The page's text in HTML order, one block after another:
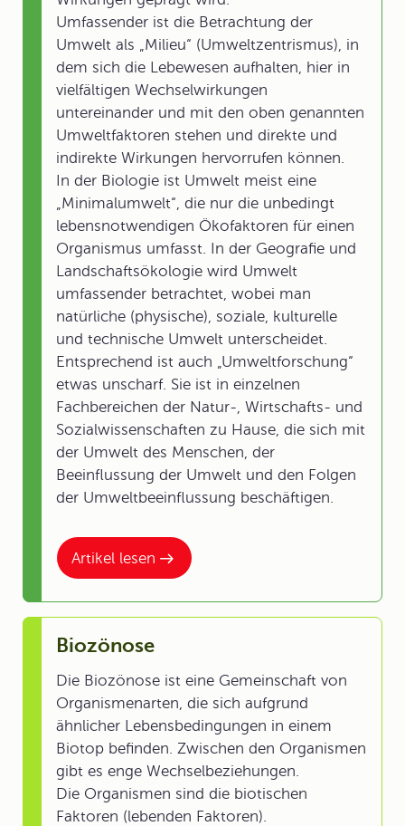
Artikel lesen
Umfassender ist die Betrachtung der
Umwelt als „Milieu“ (Umweltzentrismus), in
dem sich die Lebewesen aufhalten, hier in
vielfältigen Wechselwirkungen
untereinander und mit den oben genannten
Umweltfaktoren stehen und direkte und
indirekte Wirkungen hervorrufen können.
In der Biologie ist Umwelt meist eine
„Minimalumwelt“, die nur die unbedingt
lebensnotwendigen Ökofaktoren für einen
Organismus umfasst. In der Geografie und
Landschaftsökologie wird Umwelt
umfassender betrachtet, wobei man
natürliche (physische), soziale, kulturelle
und technische Umwelt unterscheidet.
Entsprechend ist auch „Umweltforschung“
etwas unscharf. Sie ist in einzelnen
Fachbereichen der Natur-, Wirtschafts- und
Sozialwissenschaften zu Hause, die sich mit
der Umwelt des Menschen, der
Beeinflussung der Umwelt und den Folgen
der Umweltbeeinflussung beschäftigen.
Biozönose
Die Biozönose ist eine Gemeinschaft von
Organismenarten, die sich aufgrund
ähnlicher Lebensbedingungen in einem
Biotop befinden. Zwischen den Organismen
gibt es enge Wechselbeziehungen.
Die Organismen sind die biotischen
Faktoren (lebenden Faktoren).